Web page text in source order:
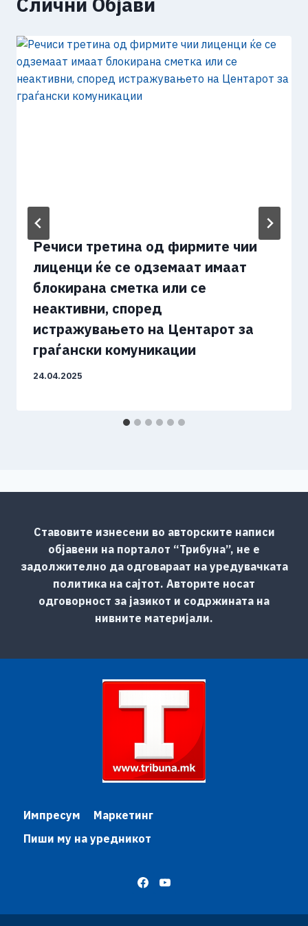
Речиси третина од фирмите чии
лиценци ќе се одземаат имаат
блокирана сметка или се
неактивни, според
истражувањето на Центарот за
граѓански комуникации
24.04.2025
Ставовите изнесени во авторските написи
објавени на порталот “Трибуна”, не е
задолжително да одговараат на уредувачката
политика на сајтот. Авторите носат
одговорност за јазикот и содржината на
нивните материјали.
Импресум
Маркетинг
Пиши му на уредникот